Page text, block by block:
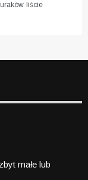
liście
małe lub